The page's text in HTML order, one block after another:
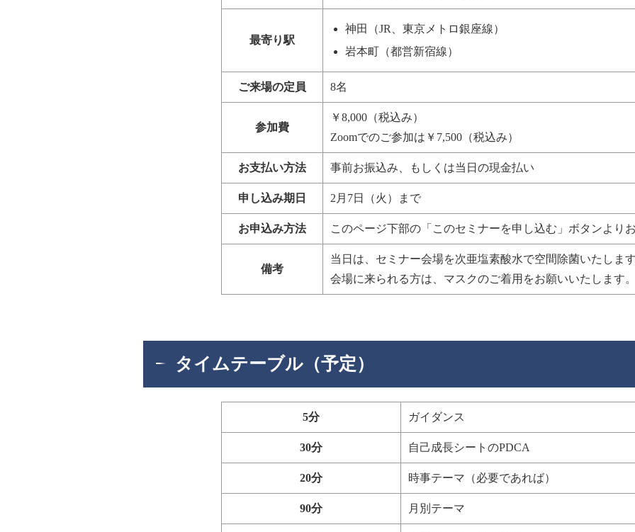
最寄り駅
神田（JR、東京メトロ銀座線）
岩本町（都営新宿線）
ご来場の定員 8名
参加費
￥8,000 （税込み）
Zoomでのご参加は￥7,500（税込み）
お支払い方法 事前お振込み、もしくは当日の現金払い
申し込み期日 2月7日（火）まで
お申込み方法 このページ下部の「このセミナーを申し込む」ボタンより
備考
当日は、セミナー会場を次亜塩素酸水で空間除菌いたします
会場に来られる方は、マスクのご着用をお願いいたします。
タイムテーブル（予定）
5分 ガイダンス
30分 自己成長シートのPDCA
20分 時事テーマ（必要であれば）
90分 月別テーマ